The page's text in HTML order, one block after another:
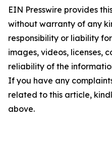
EIN Presswire provides
without warranty of any
responsibility or liability
images, videos, licenses,
reliability of the
If you have any
related to this article,
above.